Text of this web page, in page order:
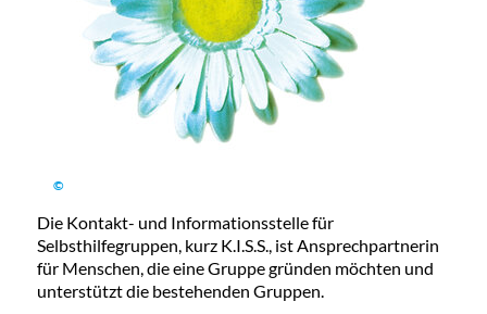
©
Die Kontakt- und Informationsstelle für
Selbsthilfegruppen, kurz K.I.S.S., ist Ansprechpartnerin
für Menschen, die eine Gruppe gründen möchten und
unterstützt die bestehenden Gruppen.